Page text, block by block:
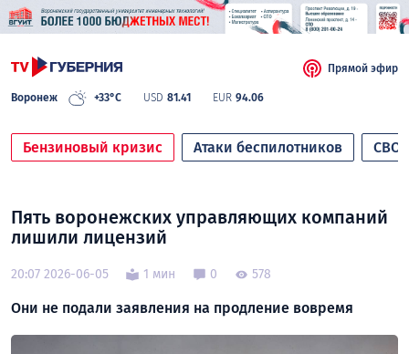
Воронеж +33°C USD 81.41 EUR 94.06
Прямой эфир
Бензиновый кризис Атаки беспилотников СВО
Пять воронежских управляющих компаний
лишили лицензий
20:07 2026-06-05 1 мин 0 578
Они не подали заявления на продление вовремя